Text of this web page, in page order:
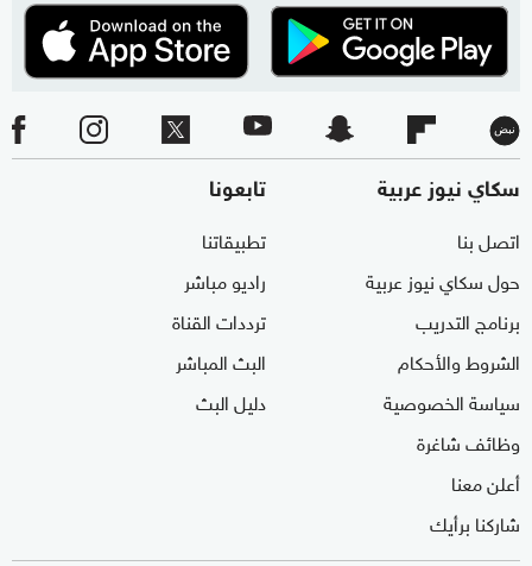
سكاي نيوز عربية
اتصل بنا
حول سكاي نيوز عربية
برنامج التدريب
الشروط والأحكام
سياسة الخصوصية
وظائف شاغرة
أعلن معنا
شاركنا برأيك
تابعونا
تطبيقاتنا
راديو مباشر
ترددات القناة
البث المباشر
دليل البث